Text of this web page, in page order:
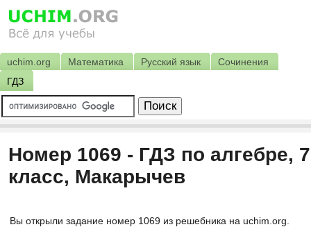
uchim.org Математика Русский язык
Сочинения
ГДЗ
Номер 1069 - ГДЗ по алгебре, 7
класс, Макарычев
Вы открыли задание номер 1069 из решебника на uchim.org.